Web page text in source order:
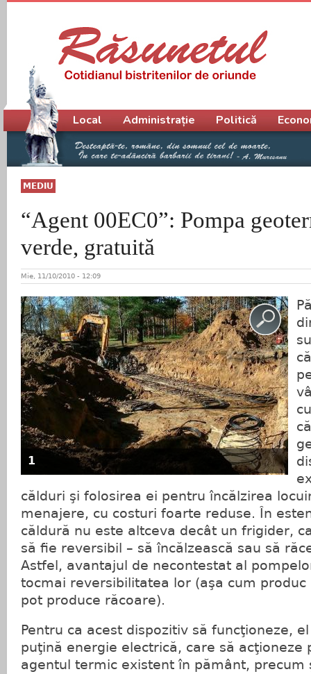
MEDIU
“Agent 00EC0”: Pompa
verde, gratuită
Mie, 11/10/2010 - 12:09
1
călduri şi folosirea ei pentru încălzirea
menajere, cu costuri foarte reduse. În
căldură nu este altceva decât un frigider,
să fie reversibil – să încălzească sau să
Astfel, avantajul de necontestat al
tocmai reversibilitatea lor (aşa cum
pot produce răcoare).
Pentru ca acest dispozitiv să funcţioneze,
puţină energie electrică, care să acţioneze
agentul termic existent în pământ, precum
Meniu principal
Local Administrație Politică